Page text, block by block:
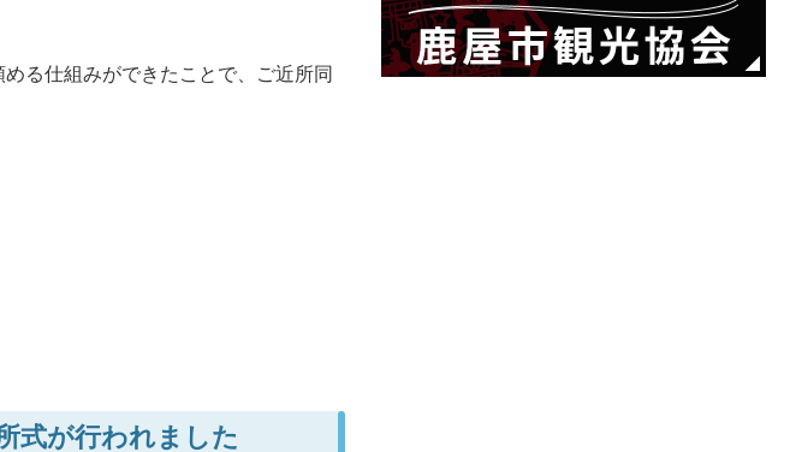
る仕組みができたことで、ご近所同
式が行われました